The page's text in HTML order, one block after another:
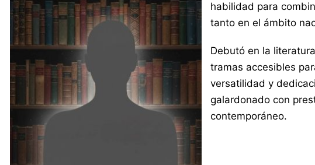
habilidad para
tanto en el ámbito
Debutó en la
tramas accesibles
versatilidad y
galardonado con
contemporáneo.